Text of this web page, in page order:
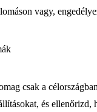
vagy,
csak a
és